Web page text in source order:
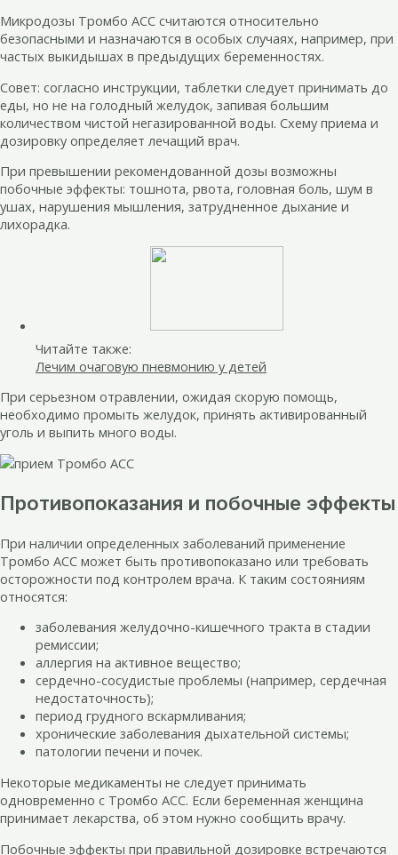
Микродозы Тромбо АСС считаются относительно
безопасными и назначаются в особых случаях, например, при
частых выкидышах в предыдущих беременностях.
Совет: согласно инструкции, таблетки следует принимать до
еды, но не на голодный желудок, запивая большим
количеством чистой негазированной воды. Схему приема и
дозировку определяет лечащий врач.
При превышении рекомендованной дозы возможны
побочные эффекты: тошнота, рвота, головная боль, шум в
ушах, нарушения мышления, затрудненное дыхание и
лихорадка.
Читайте также:
Лечим очаговую пневмонию у детей
При серьезном отравлении, ожидая скорую помощь,
необходимо промыть желудок, принять активированный
уголь и выпить много воды.
Противопоказания и побочные эффекты
При наличии определенных заболеваний применение
Тромбо АСС может быть противопоказано или требовать
осторожности под контролем врача. К таким состояниям
относятся:
заболевания желудочно-кишечного тракта в стадии
ремиссии;
аллергия на активное вещество;
сердечно-сосудистые проблемы (например, сердечная
недостаточность);
период грудного вскармливания;
хронические заболевания дыхательной системы;
патологии печени и почек.
Некоторые медикаменты не следует принимать
одновременно с Тромбо АСС. Если беременная женщина
принимает лекарства, об этом нужно сообщить врачу.
Побочные эффекты при правильной дозировке встречаются